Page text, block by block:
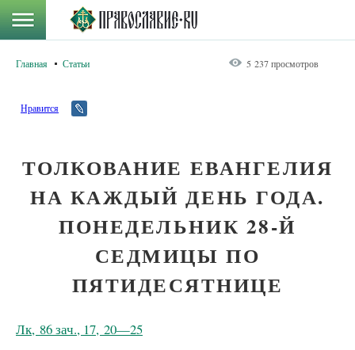
Главная Статьи 5 237 просмотров
Нравится
ТОЛКОВАНИЕ ЕВАНГЕЛИЯ
НА КАЖДЫЙ ДЕНЬ ГОДА.
ПОНЕДЕЛЬНИК 28-Й
СЕДМИЦЫ ПО
ПЯТИДЕСЯТНИЦЕ
Лк, 86 зач., 17, 20—25